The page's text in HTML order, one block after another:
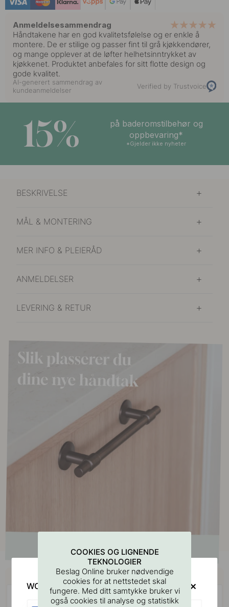
Anmeldelsesammendrag
Håndtakene har en god kvalitetsfølelse og er enkle å
montere. De er stilige og passer fint til grå kjøkkendører,
og mange opplever at de løfter helhetsinntrykket av
kjøkkenet. Produktet anbefales for sitt flotte design og
gode kvalitet.
AI-generert sammendrag av
kundeanmeldelser
Verified by Trustvoice
15%
på baderomstilbehør og
oppbevaring*
*Gjelder ikke nyheter
BESKRIVELSE
MÅL & MONTERING
MER INFO & PLEIERÅD
ANMELDELSER
LEVERING & RETUR
Kjøp sammen med
COOKIES OG LIGNENDE
TEKNOLOGIER
Beslag Online bruker nødvendige
cookies for at nettstedet skal
fungere. Med ditt samtykke bruker vi
også cookies til analyse og statistikk
WOULD YOU RATHER VISIT?